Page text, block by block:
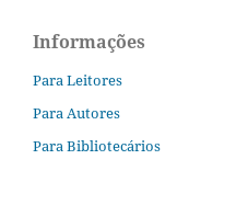
Informações
Para Leitores
Para Autores
Para Bibliotecários